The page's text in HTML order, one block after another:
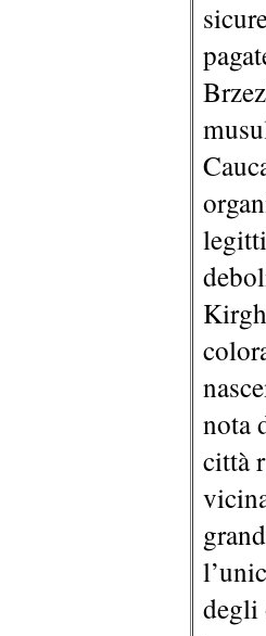
nota
città
degli